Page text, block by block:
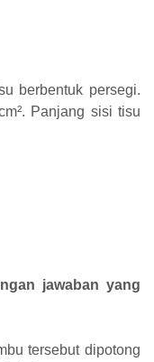
berbentuk persegi.
Panjang sisi tisu
jawaban yang
tersebut dipotong